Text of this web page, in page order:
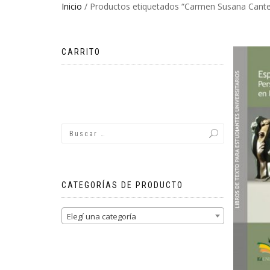
Inicio / Productos etiquetados “Carmen Susana
CARRITO
CATEGORÍAS DE PRODUCTO
Elegí una categoría